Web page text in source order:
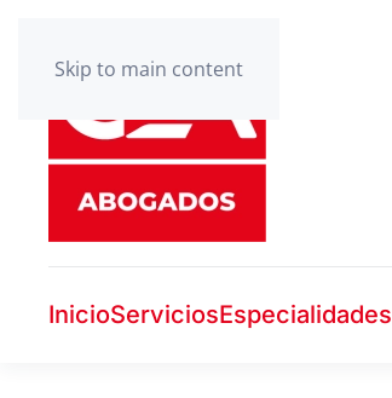
Skip to main content
InicioServiciosEspecialidades